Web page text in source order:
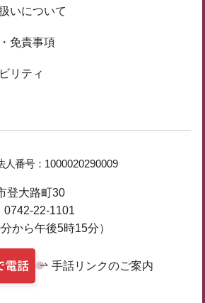
いについて
免責事項
リティ
人番号： 1000020290009
登大路町30
0742-22-1101
から午後5時15分）
手話リンクのご案内